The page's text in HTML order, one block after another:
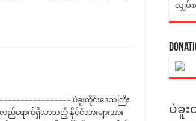
ပဲခူးတိုင်းဒေသကြီး
ည်ရောက်ရှိလာသည့် နိုင်ငံသားများအား
လျှပ်
ပဲခူး